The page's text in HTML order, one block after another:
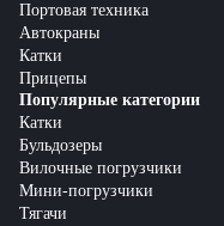
Портовая техника
Автокраны
Катки
Прицепы
Популярные категории
Катки
Бульдозеры
Вилочные погрузчики
Мини-погрузчики
Тягачи